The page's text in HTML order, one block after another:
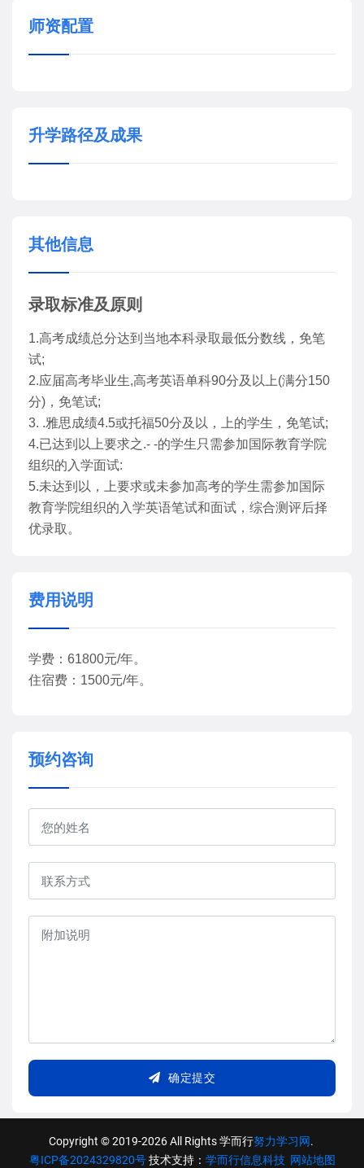
师资配置
升学路径及成果
其他信息
录取标准及原则
1.高考成绩总分达到当地本科录取最低分数线，免笔
试;
2.应届高考毕业生,高考英语单科90分及以上(满分150
分)，免笔试;
3. .雅思成绩4.5或托福50分及以，上的学生，免笔试;
4.已达到以上要求之.- -的学生只需参加国际教育学院
组织的入学面试:
5.未达到以，上要求或未参加高考的学生需参加国际
教育学院组织的入学英语笔试和面试，综合测评后择
优录取。
费用说明
学费：61800元/年。
住宿费：1500元/年。
预约咨询
确定提交
Copyright © 2019-2026 All Rights 学而行努力学习网.
粤ICP备2024329820号技术支持： 学而行信息科技 网站地图